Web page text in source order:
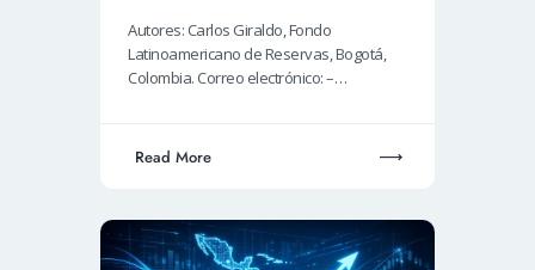
Autores: Carlos Giraldo, Fondo
Latinoamericano de Reservas, Bogotá,
Colombia. Correo electrónico: –…
Read More